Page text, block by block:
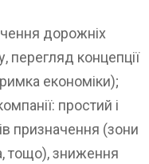
дорожніх
перегляд концепції
економіки);
простий і
призначення (зони
тощо), зниження